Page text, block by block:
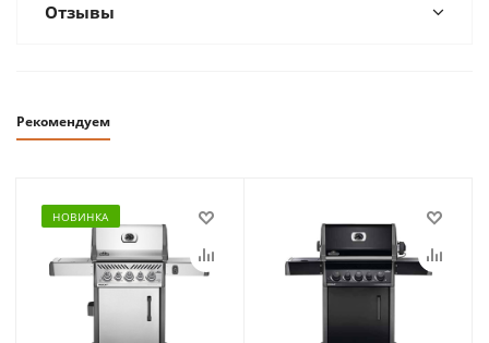
Отзывы
Рекомендуем
НОВИНКА